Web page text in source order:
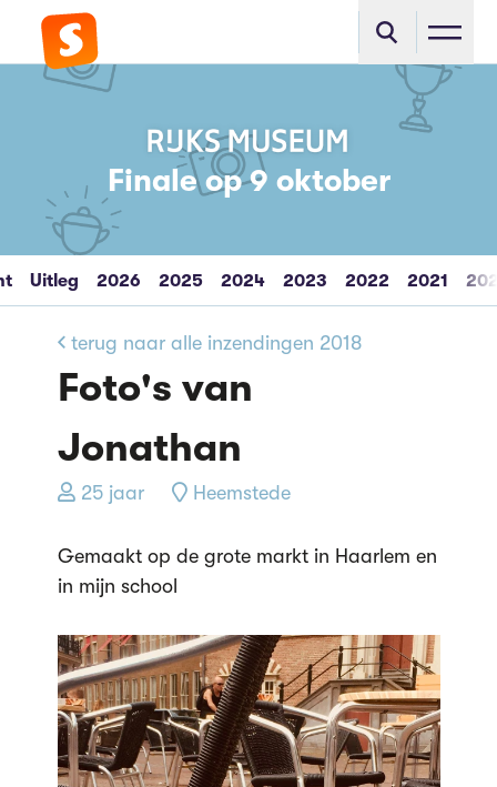
Finale op 9 oktober
Uitleg 2026 2025 2024 2023 2022 2021
terug naar alle inzendingen 2018
Foto's van
Jonathan
25 jaar Heemstede
Gemaakt op de grote markt in Haarlem en
in mijn school